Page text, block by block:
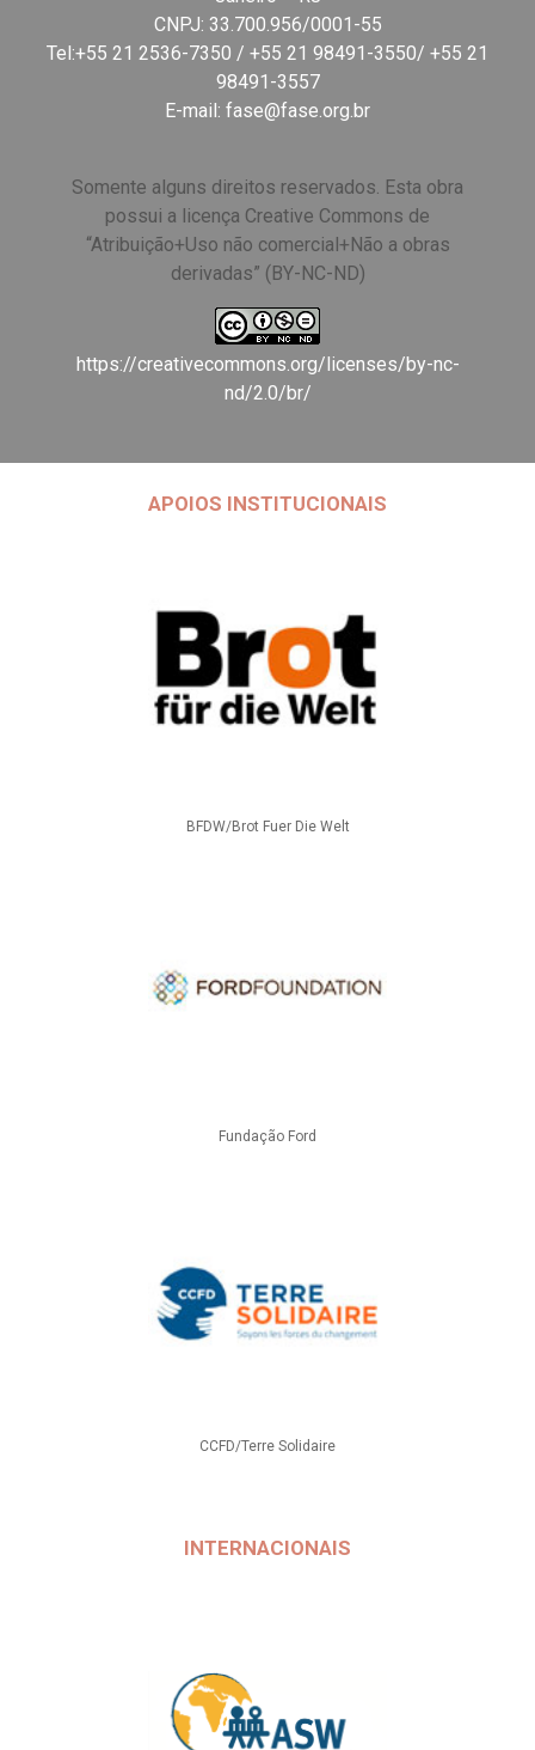
CNPJ: 33.700.956/0001-55
Tel:+55 21 2536-7350 / +55 21 98491-3550/ +55 21
98491-3557
E-mail: fase@fase.org.br
Somente alguns direitos reservados. Esta obra
possui a licença Creative Commons de
“Atribuição+Uso não comercial+Não a obras
derivadas” (BY-NC-ND)
https://creativecommons.org/licenses/by-nc-
nd/2.0/br/
APOIOS INSTITUCIONAIS
BFDW/Brot Fuer Die Welt
Fundação Ford
CCFD/Terre Solidaire
INTERNACIONAIS